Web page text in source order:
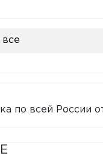
все
по всей России